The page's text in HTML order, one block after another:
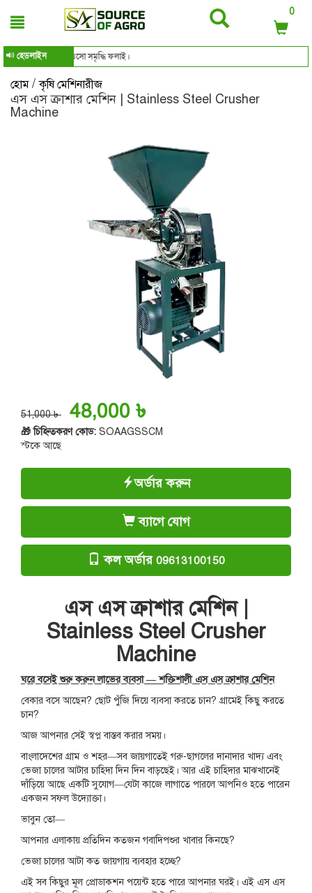
0
হেডলাইন
সোর্স অব এগ্রো, এসো সমৃদ্ধি ফলাই।
হোম /কৃষি মেশিনারীজ
এস এস ক্রাশার মেশিন | Stainless Steel Crusher
Machine
51,000 ৳ 48,000 ৳
🎁 চিহ্নিতকরণ কোড: SOAAGSSCM
স্টকে আছে
অর্ডার করুন
ব্যাগে যোগ
কল অর্ডার 09613100150
এস এস ক্রাশার মেশিন |
Stainless Steel Crusher
Machine
ঘরে বসেই শুরু করুন লাভের ব্যবসা — শক্তিশালী এস এস ক্রাশার মেশিন
বেকার বসে আছেন? ছোট পুঁজি দিয়ে ব্যবসা করতে চান? গ্রামেই কিছু করতে
চান?
আজ আপনার সেই স্বপ্ন বাস্তব করার সময়।
বাংলাদেশের গ্রাম ও শহর—সব জায়গাতেই গরু-ছাগলের দানাদার খাদ্য এবং
ভেজা চালের আটার চাহিদা দিন দিন বাড়ছেই। আর এই চাহিদার মাঝখানেই
দাঁড়িয়ে আছে একটি সুযোগ—যেটা কাজে লাগাতে পারলে আপনিও হতে পারেন
একজন সফল উদ্যোক্তা।
ভাবুন তো—
আপনার এলাকায় প্রতিদিন কতজন গবাদিপশুর খাবার কিনছে?
ভেজা চালের আটা কত জায়গায় ব্যবহার হচ্ছে?
এই সব কিছুর মূল প্রোডাকশন পয়েন্ট হতে পারে আপনার ঘরই। এই এস এস